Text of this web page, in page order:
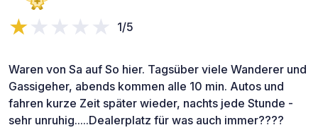
1/5
Waren von Sa auf So hier. Tagsüber viele Wanderer und
Gassigeher, abends kommen alle 10 min. Autos und
fahren kurze Zeit später wieder, nachts jede Stunde -
sehr unruhig.....Dealerplatz für was auch immer????